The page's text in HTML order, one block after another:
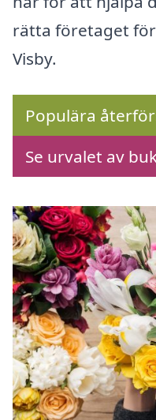
rätta företaget
Visby.
Populära
Se urvalet av